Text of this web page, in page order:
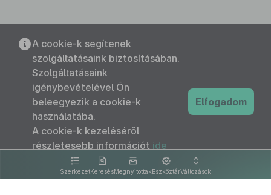
SzerkezetKeresésMegnyitottakEszköztárVáltozások
A cookie-k segítenek
szolgáltatásaink biztosításában.
Szolgáltatásaink
igénybevételével Ön
beleegyezik a cookie-k
használatába.
A cookie-k kezeléséről
részletesebb információt ide
kattintva olvashat.
Elfogadom